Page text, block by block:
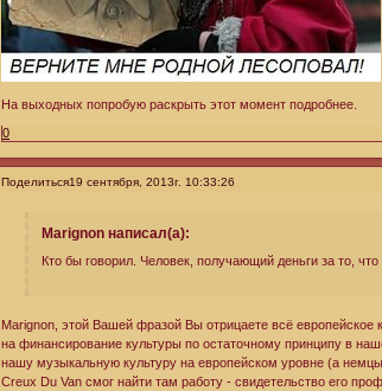
На выходных попробую раскрыть этот момент подробнее.
0
Поделиться19 сентября, 2013г. 10:33:26
Marignon написал(а):
Кто бы говорил. Человек, получающий деньги за то, что
Marignon, этой Вашей фразой Вы отрицаете всё европейское
на финансирование культуры по остаточному принципу в
нашу музыкальную культуру на европейском уровне (а
Creux Du Van смог найти там работу - свидетельство его